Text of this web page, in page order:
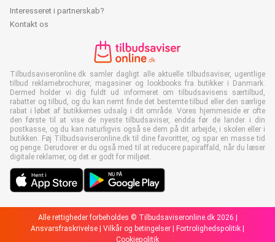
Interesseret i partnerskab?
Kontakt os
Tilbudsaviseronline.dk samler dagligt alle aktuelle tilbudsaviser, ugentlige
tilbud reklamebrochurer, magasiner og lookbooks fra butikker i Danmark.
Dermed holder vi dig fuldt ud informeret om tilbudsavisens særtilbud,
rabatter og tilbud, og du kan nemt finde det bestemte tilbud eller den særlige
rabat i løbet af butikkernes udsalg i dit område. Vores hjemmeside er ofte
den første til at vise de nyeste tilbudsaviser, endda før de lander i din
postkasse, og du kan naturligvis også se dem på dit arbejde, i skolen eller i
butikken. Føj Tilbudsaviseronline.dk til dine favoritter, og spar en masse tid
og penge. Derudover er du også med til at reducere papiraffald, når du læser
digitale reklamer, og det er godt for miljøet.
Alle rettigheder forbeholdes © Tilbudsaviseronline.dk 2026 |
Ansvarsfraskrivelse
Vilkår og betingelser Fortrolighedspolitik
Cookiepolitik